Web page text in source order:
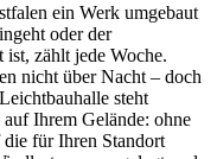
ein Werk umgebaut
oder der
zählt jede Woche.
nicht über Nacht – doch
steht
Ihrem Gelände: ohne
die für Ihren Standort